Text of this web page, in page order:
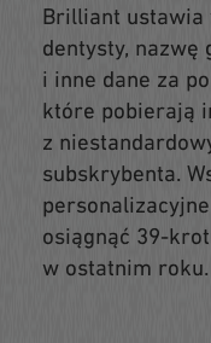
Brilliant ustawia
dentysty, nazwę
i inne dane za
które pobierają
z
subskrybenta.
osiągnąć 39-
w ostatnim roku.